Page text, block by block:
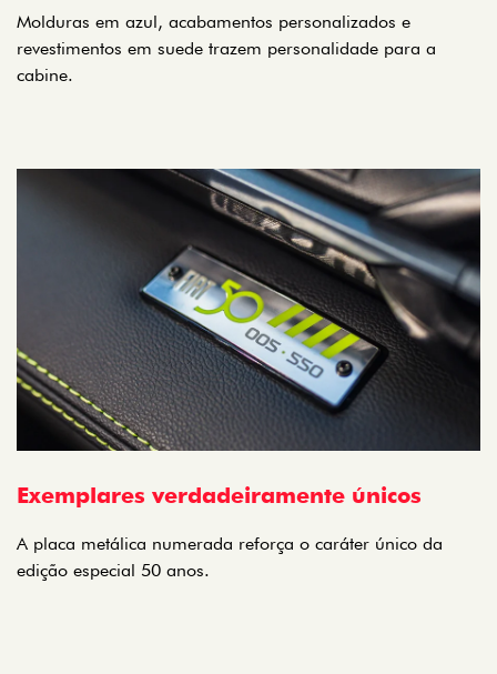
Molduras em azul, acabamentos personalizados e
revestimentos em suede trazem personalidade para a
cabine.
Exemplares verdadeiramente únicos
A placa metálica numerada reforça o caráter único da
edição especial 50 anos.